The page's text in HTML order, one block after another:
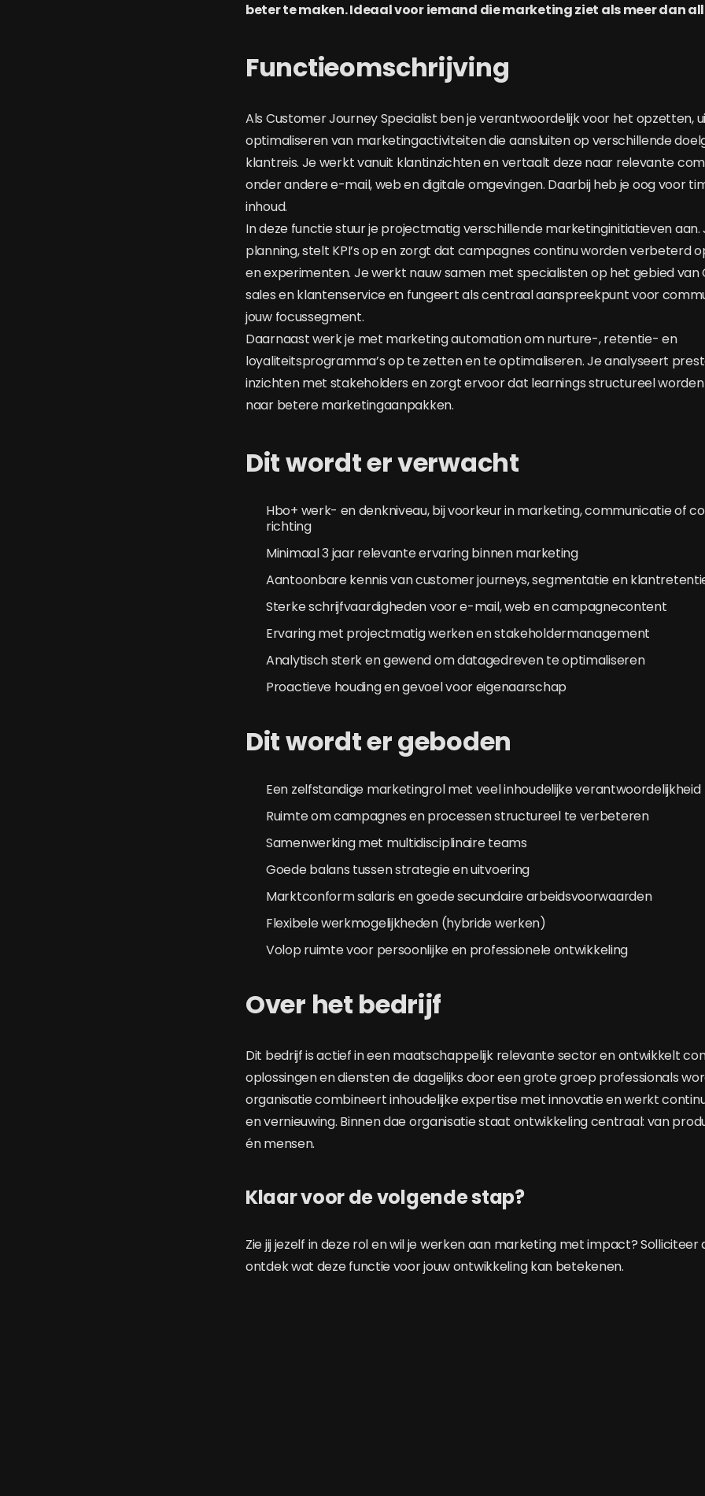
beter te maken. Ideaal voor iemand die marketing ziet als meer dan
Functieomschrijving
Als Customer Journey Specialist ben je verantwoordelijk voor het opzetten,
optimaliseren van marketingactiviteiten die aansluiten op verschillende
klantreis. Je werkt vanuit klantinzichten en vertaalt deze naar relevante
onder andere e-mail, web en digitale omgevingen. Daarbij heb je oog voor
inhoud.
In deze functie stuur je projectmatig verschillende marketinginitiatieven
planning, stelt KPI’s op en zorgt dat campagnes continu worden verbeterd
en experimenten. Je werkt nauw samen met specialisten op het gebied van
sales en klantenservice en fungeert als centraal aanspreekpunt voor
jouw focussegment.
Daarnaast werk je met marketing automation om nurture-, retentie- en
loyaliteitsprogramma’s op te zetten en te optimaliseren. Je analyseert
inzichten met stakeholders en zorgt ervoor dat learnings structureel
naar betere marketingaanpakken.
Dit wordt er verwacht
Hbo+ werk- en denkniveau, bij voorkeur in marketing, communicatie of
richting
Minimaal 3 jaar relevante ervaring binnen marketing
Aantoonbare kennis van customer journeys, segmentatie en
Sterke schrijfvaardigheden voor e-mail, web en campagnecontent
Ervaring met projectmatig werken en stakeholdermanagement
Analytisch sterk en gewend om datagedreven te optimaliseren
Proactieve houding en gevoel voor eigenaarschap
Dit wordt er geboden
Een zelfstandige marketingrol met veel inhoudelijke verantwoordelijkheid
Ruimte om campagnes en processen structureel te verbeteren
Samenwerking met multidisciplinaire teams
Goede balans tussen strategie en uitvoering
Marktconform salaris en goede secundaire arbeidsvoorwaarden
Flexibele werkmogelijkheden (hybride werken)
Volop ruimte voor persoonlijke en professionele ontwikkeling
Over het bedrijf
Dit bedrijf is actief in een maatschappelijk relevante sector en ontwikkelt
oplossingen en diensten die dagelijks door een grote groep professionals
organisatie combineert inhoudelijke expertise met innovatie en werkt
en vernieuwing. Binnen dae organisatie staat ontwikkeling centraal: van
én mensen.
Klaar voor de volgende stap?
Zie jij jezelf in deze rol en wil je werken aan marketing met impact?
ontdek wat deze functie voor jouw ontwikkeling kan betekenen.